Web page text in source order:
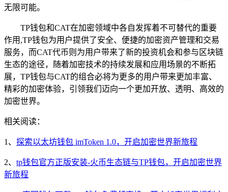
无限可能。
TP钱包和CAT在加密领域中各自发挥着不可替代的重要
作用,TP钱包为用户提供了安全、便捷的加密资产管理和交易
服务，而CAT代币则为用户带来了新的投资机会和参与区块链
生态的途径，随着加密技术的持续发展和应用场景的不断拓
展，TP钱包与CAT的组合必将为更多的用户带来更加丰富、
精彩的加密体验，引领我们迈向一个更加开放、透明、高效的
加密世界。
相关阅读：
1、 探索以太坊钱包 imToken 1.0，开启加密世界新旅程
2、 tp钱包官方正版安装-火币生态链与TP钱包，开启加密世界
新旅程